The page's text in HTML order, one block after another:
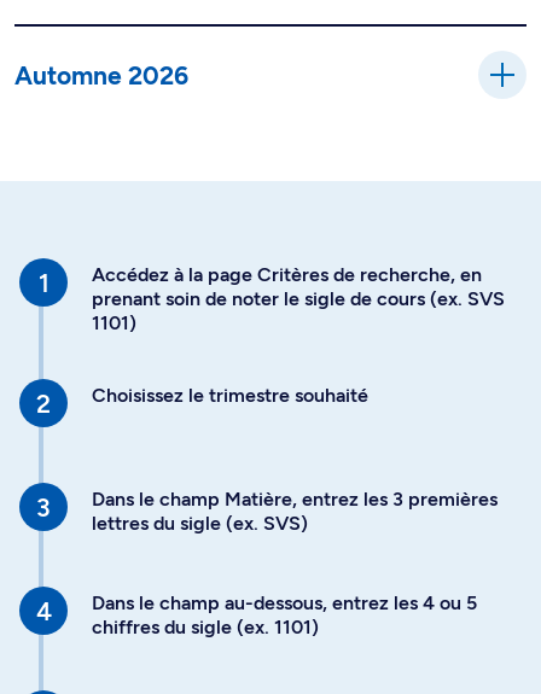
Automne 2026
Accédez à la page Critères de recherche, en
prenant soin de noter le sigle de cours (ex. SVS
1101)
Choisissez le trimestre souhaité
Dans le champ Matière, entrez les 3 premières
lettres du sigle (ex. SVS)
Dans le champ au-dessous, entrez les 4 ou 5
chiffres du sigle (ex. 1101)